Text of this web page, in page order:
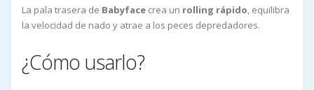
La pala trasera de Babyface crea un rolling rápido, equilibra
la velocidad de nado y atrae a los peces depredadores.
¿Cómo usarlo?